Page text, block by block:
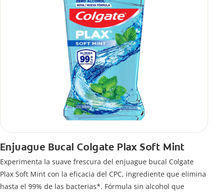
Enjuague Bucal Colgate Plax Soft Mint
Experimenta la suave frescura del enjuague bucal Colgate
Plax Soft Mint con la eficacia del CPC, ingrediente que elimina
hasta el 99% de las bacterias*. Fórmula sin alcohol que